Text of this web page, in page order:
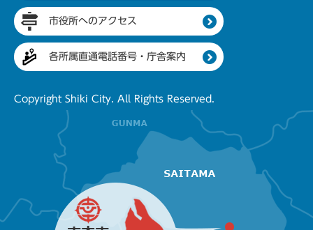
市役所へのアクセス
各所属直通電話番号・庁舎案内
Copyright Shiki City. All Rights Reserved.